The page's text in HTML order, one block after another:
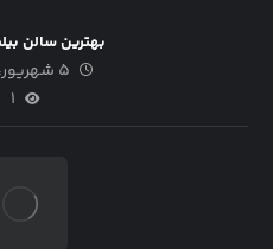
بهترین سالن
5 شهریور، 1404
1